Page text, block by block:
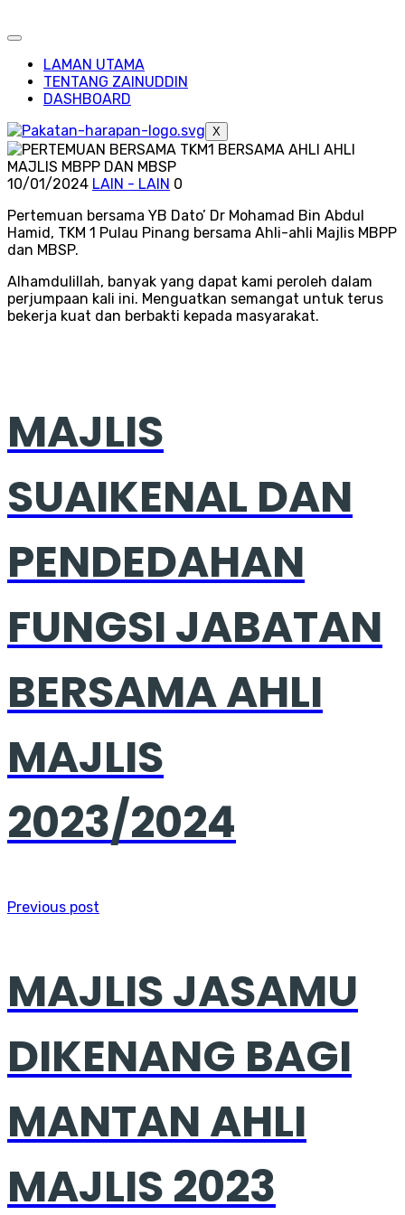
LAMAN UTAMA
TENTANG ZAINUDDIN
DASHBOARD
X
10/01/2024 LAIN - LAIN 0
Pertemuan bersama YB Dato’ Dr Mohamad Bin Abdul
Hamid, TKM 1 Pulau Pinang bersama Ahli-ahli Majlis MBPP
dan MBSP.
Alhamdulillah, banyak yang dapat kami peroleh dalam
perjumpaan kali ini. Menguatkan semangat untuk terus
bekerja kuat dan berbakti kepada masyarakat.
MAJLIS
SUAIKENAL DAN
PENDEDAHAN
FUNGSI JABATAN
BERSAMA AHLI
MAJLIS
2023/2024
Previous post
MAJLIS JASAMU
DIKENANG BAGI
MANTAN AHLI
MAJLIS 2023